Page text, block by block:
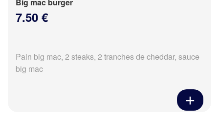
7.50 €
Pain big mac, 2 steaks, 2 tranches de cheddar, sauce
big mac